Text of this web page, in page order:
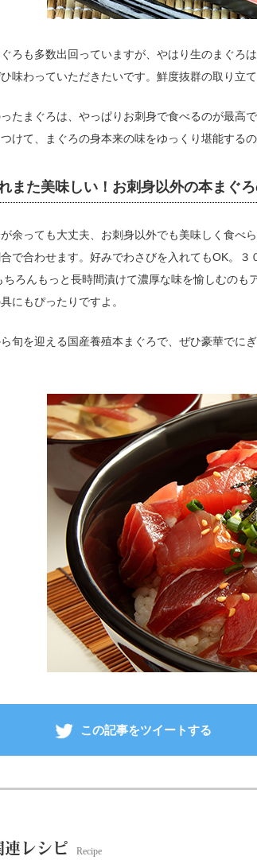
ろも多数出回っていますが、やはり生のまぐろ
味わっていただきたいです。鮮度抜群の取り立
たまぐろは、やっぱりお刺身で食べるのが最高
けて、まぐろの身本来の味をゆっくり堪能するの
また美味しい！お刺身以外の本まぐ
余っても大丈夫、お刺身以外でも美味しく食べ
で合わせます。好みでわさびを入れてもOK。
ちろんもっと長時間漬けて濃厚な味を愉しむの
にもぴったりですよ。
旬を迎える国産養殖本まぐろで、ぜひ豪華でに
この記事をツイートする
連レシピ Recipe